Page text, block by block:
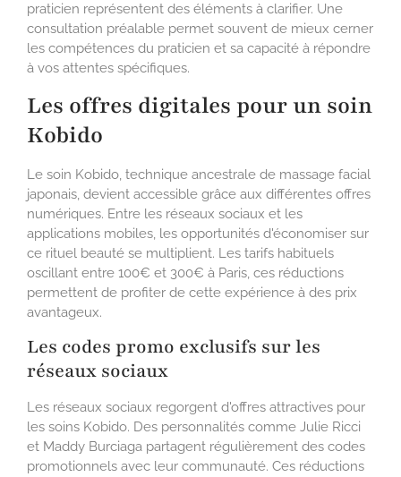
praticien représentent des éléments à clarifier. Une
consultation préalable permet souvent de mieux cerner
les compétences du praticien et sa capacité à répondre
à vos attentes spécifiques.
Les offres digitales pour un soin
Kobido
Le soin Kobido, technique ancestrale de massage facial
japonais, devient accessible grâce aux différentes offres
numériques. Entre les réseaux sociaux et les
applications mobiles, les opportunités d'économiser sur
ce rituel beauté se multiplient. Les tarifs habituels
oscillant entre 100€ et 300€ à Paris, ces réductions
permettent de profiter de cette expérience à des prix
avantageux.
Les codes promo exclusifs sur les
réseaux sociaux
Les réseaux sociaux regorgent d'offres attractives pour
les soins Kobido. Des personnalités comme Julie Ricci
et Maddy Burciaga partagent régulièrement des codes
promotionnels avec leur communauté. Ces réductions